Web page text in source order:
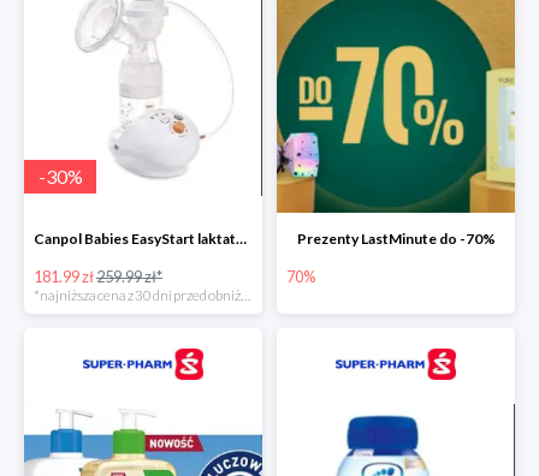
-30%
Canpol Babies EasyStart laktator elektryczny
181.99 zł259.99 zł*
*najniższa cena z 30 dni przed obniżką
Prezenty LastMinute do -70%
70%